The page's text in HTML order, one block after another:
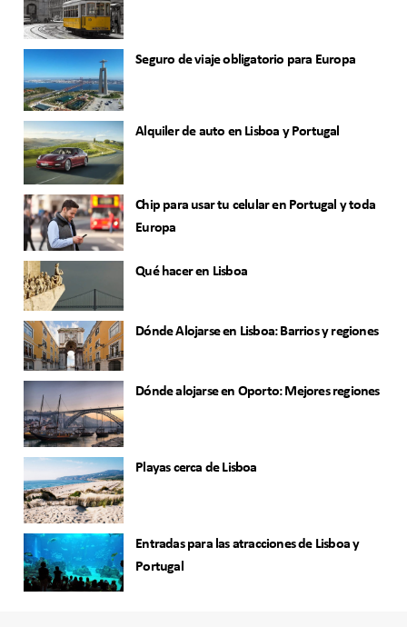
Seguro de viaje obligatorio para Europa
Alquiler de auto en Lisboa y Portugal
Chip para usar tu celular en Portugal y toda
Europa
Qué hacer en Lisboa
Dónde Alojarse en Lisboa: Barrios y regiones
Dónde alojarse en Oporto: Mejores regiones
Playas cerca de Lisboa
Entradas para las atracciones de Lisboa y
Portugal